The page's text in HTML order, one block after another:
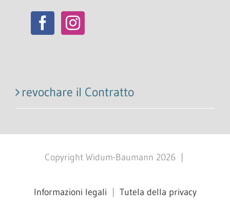
revochare il Contratto
Copyright Widum-Baumann 2026
Informazioni legali Tutela della privacy